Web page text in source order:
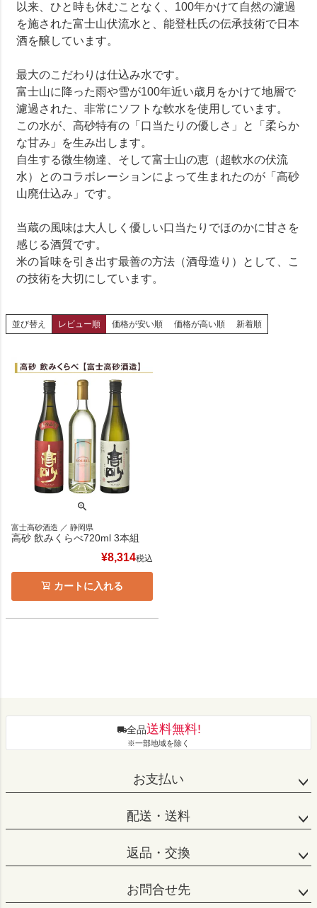
以来、ひと時も休むことなく、100年かけて自然の濾過
を施された富士山伏流水と、能登杜氏の伝承技術で日本
酒を醸しています。
最大のこだわりは仕込み水です。
富士山に降った雨や雪が100年近い歳月をかけて地層で
濾過された、非常にソフトな軟水を使用しています。
この水が、高砂特有の「口当たりの優しさ」と「柔らか
な甘み」を生み出します。
自生する微生物達、そして富士山の恵（超軟水の伏流
水）とのコラボレーションによって生まれたのが「高砂
山廃仕込み」です。
当蔵の風味は大人しく優しい口当たりでほのかに甘さを
感じる酒質です。
米の旨味を引き出す最善の方法（酒母造り）として、こ
の技術を大切にしています。
並び替え レビュー順 価格が安い順 価格が高い順 新着順
富士高砂酒造 ／ 静岡県
高砂 飲みくらべ720ml 3本組
¥8,314税込
カートに入れる
全品送料無料!
※一部地域を除く
お支払い
配送・送料
返品・交換
お問合せ先